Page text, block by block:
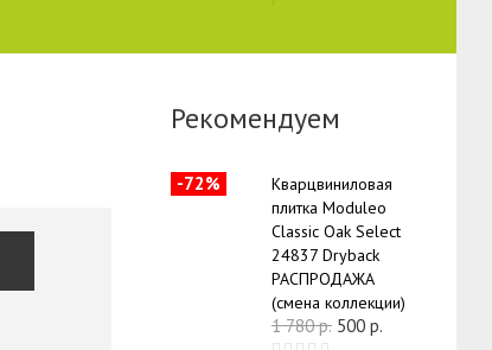
Рекомендуем
Кварцвиниловая
плитка Moduleo
Classic Oak Select
24837 Dryback
РАСПРОДАЖА
(смена коллекции)
1 780р. 500р.
-72%